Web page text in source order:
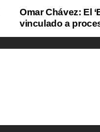
Omar Chávez: El
vinculado a